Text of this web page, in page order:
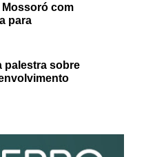
Mossoró com
para
palestra sobre